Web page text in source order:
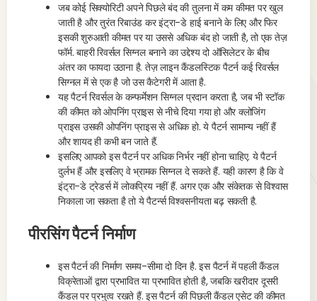
जब कोई सिक्योरिटी अपने पिछले बंद की तुलना में कम कीमत पर खुल
जाती है और तुरंत रिबाउंड कर इंट्रा-डे हाई बनाने के लिए और फिर
इसकी शुरुआती कीमत पर या उससे अधिक बंद हो जाती है, तो एक तेज़
फॉर्म. बाहरी रिवर्सल सिग्नल बनाने का उद्देश्य दो ऑसिलेटर के बीच
अंतर का फायदा उठाना है. तेज़ लाइन कैंडलस्टिक पैटर्न कई रिवर्सल
सिग्नल में से एक है जो उस कैटेगरी में आता है.
यह पैटर्न रिवर्सल के कन्फर्मेशन सिग्नल प्रदान करता है, जब भी स्टॉक
की कीमत को ओपनिंग प्राइस से नीचे दिया गया हो और क्लोजिंग
प्राइस उसकी ओपनिंग प्राइस से अधिक हो. ये पैटर्न सामान्य नहीं हैं
और शायद ही कभी बन जाते हैं.
इसलिए आपको इस पैटर्न पर अधिक निर्भर नहीं होना चाहिए. ये पैटर्न
दुर्लभ हैं और इसलिए वे भ्रामक सिग्नल दे सकते हैं. यही कारण है कि वे
इंट्रा-डे ट्रेडर्स में लोकप्रिय नहीं हैं. अगर एक और संकेतक से विश्वास
निकाला जा सकता है तो ये पैटर्न्स विश्वसनीयता बढ़ सकती है.
पीरसिंग पैटर्न निर्माण
इस पैटर्न की निर्माण समय-सीमा दो दिन है. इस पैटर्न में पहली कैंडल
विक्रेताओं द्वारा प्रभावित या प्रभावित होती है, जबकि खरीदार दूसरी
कैंडल पर प्रभुत्व रखते हैं. इस पैटर्न की पिछली कैंडल एसेट की कीमत